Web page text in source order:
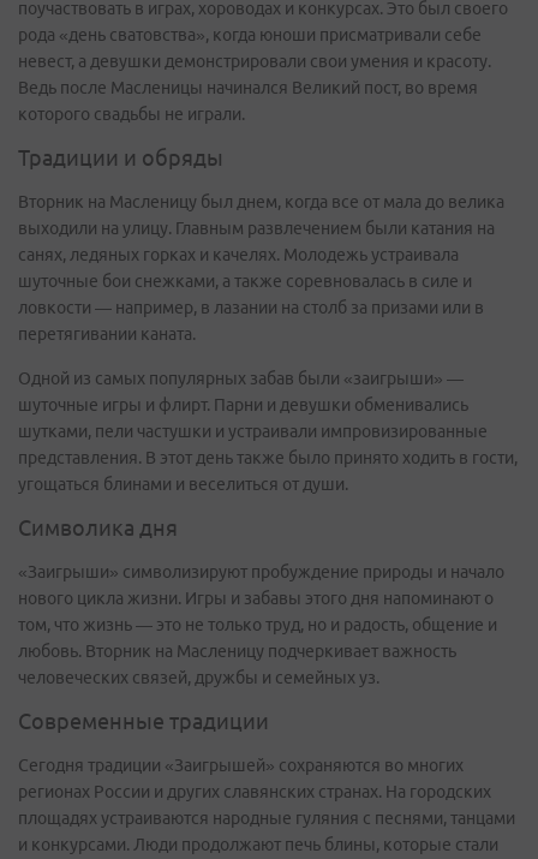
поучаствовать в играх, хороводах и конкурсах. Это был своего
рода «день сватовства», когда юноши присматривали себе
невест, а девушки демонстрировали свои умения и красоту.
Ведь после Масленицы начинался Великий пост, во время
которого свадьбы не играли.
Традиции и обряды
Вторник на Масленицу был днем, когда все от мала до велика
выходили на улицу. Главным развлечением были катания на
санях, ледяных горках и качелях. Молодежь устраивала
шуточные бои снежками, а также соревновалась в силе и
ловкости — например, в лазании на столб за призами или в
перетягивании каната.
Одной из самых популярных забав были «заигрыши» —
шуточные игры и флирт. Парни и девушки обменивались
шутками, пели частушки и устраивали импровизированные
представления. В этот день также было принято ходить в гости,
угощаться блинами и веселиться от души.
Символика дня
«Заигрыши» символизируют пробуждение природы и начало
нового цикла жизни. Игры и забавы этого дня напоминают о
том, что жизнь — это не только труд, но и радость, общение и
любовь. Вторник на Масленицу подчеркивает важность
человеческих связей, дружбы и семейных уз.
Современные традиции
Сегодня традиции «Заигрышей» сохраняются во многих
регионах России и других славянских странах. На городских
площадях устраиваются народные гуляния с песнями, танцами
и конкурсами. Люди продолжают печь блины, которые стали